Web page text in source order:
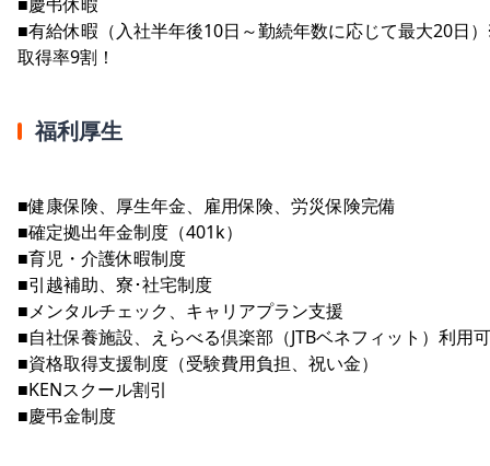
■有給休暇（入社半年後10日～勤続年数に応じて最大20日
取得率9割！
福利厚生
■健康保険、厚生年金、雇用保険、労災保険完備
■確定拠出年金制度（401k）
■育児・介護休暇制度
■引越補助、寮･社宅制度
■メンタルチェック、キャリアプラン支援
■自社保養施設、えらべる倶楽部（JTBベネフィット）利用可
■資格取得支援制度（受験費用負担、祝い金）
■KENスクール割引
■慶弔金制度